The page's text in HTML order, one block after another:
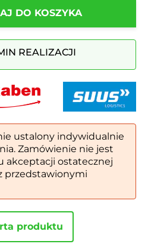
DO KOSZYKA
REALIZACJI
ustalony indywidualnie
Zamówienie nie jest
akceptacji ostatecznej
przedstawionymi
produktu